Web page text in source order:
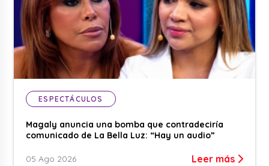
ESPECTÁCULOS
Magaly anuncia una bomba que contradeciría
comunicado de La Bella Luz: “Hay un audio”
05 Ago 2026 Leer más